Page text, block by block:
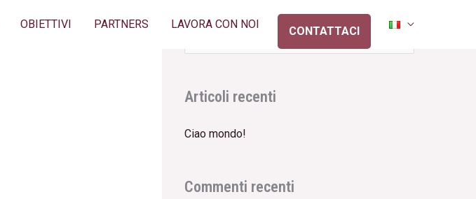
OBIETTIVI PARTNERS LAVORA CON NOI
CONTATTACI
Articoli recenti
Ciao mondo!
Commenti recenti